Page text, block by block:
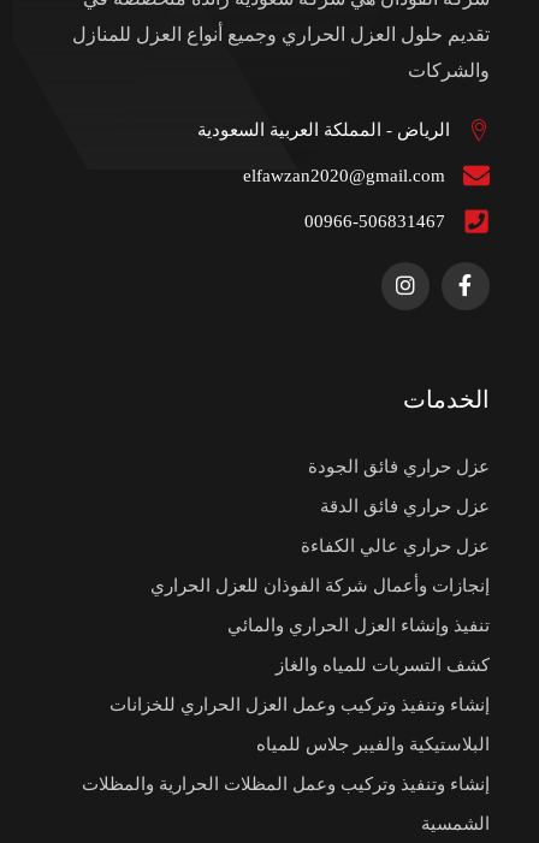
تقديم حلول العزل الحراري وجميع أنواع العزل للمنازل
والشركات
الرياض - المملكة العربية السعودية
elfawzan2020@gmail.com
00966-506831467
الخدمات
عزل حراري فائق الجودة
عزل حراري فائق الدقة
عزل حراري عالي الكفاءة
إنجازات وأعمال شركة الفوذان للعزل الحراري
تنفيذ وإنشاء العزل الحراري والمائي
كشف التسربات للمياه والغاز
إنشاء وتنفيذ وتركيب وعمل العزل الحراري للخزانات
البلاستيكية والفيبر جلاس للمياه
إنشاء وتنفيذ وتركيب وعمل المظلات الحرارية والمظلات
الشمسية